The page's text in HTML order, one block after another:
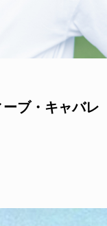
ブ・キャバレ